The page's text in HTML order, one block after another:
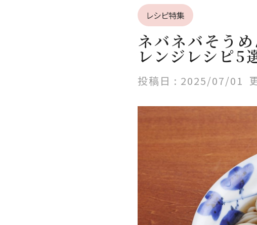
レシピ特集
ネバネバそう
レンジレシピ5
投稿日 : 2025/07/01